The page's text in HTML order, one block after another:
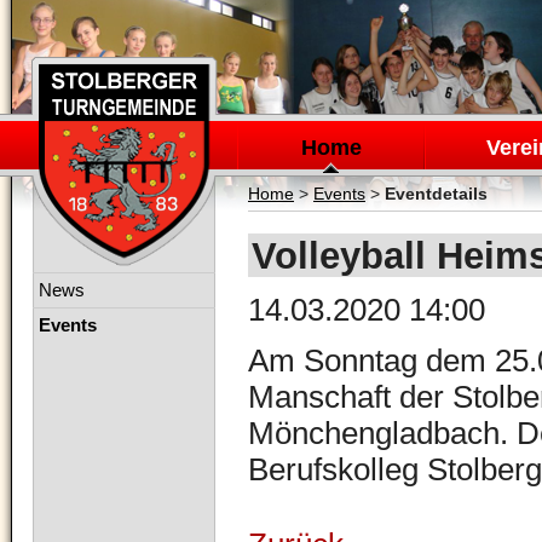
Navigation
überspringen
Home
Home> Events> Eventdetails
Volleyball
14.03.2020 14:00
Am Sonntag dem
Manschaft der
Mönchengladbach.
Berufskolleg
Navigation
News
Events